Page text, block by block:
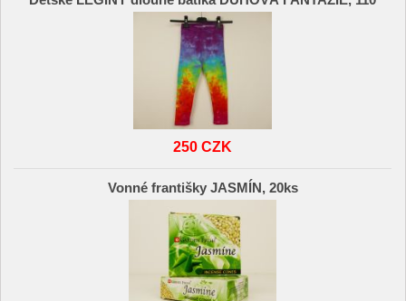
250 CZK
Vonné františky JASMÍN, 20ks